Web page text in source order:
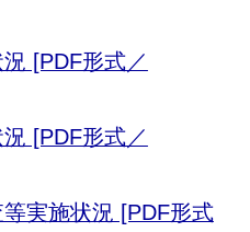
[PDF形式／
[PDF形式／
実施状況 [PDF形式